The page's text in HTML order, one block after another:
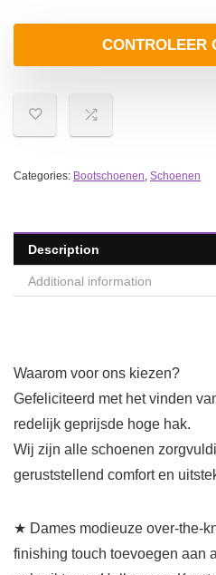
CONTROLEER
Categories: Bootschoenen, Schoenen
Description
Additional information
Waarom voor ons kiezen?
Gefeliciteerd met het vinden
redelijk geprijsde hoge hak.
Wij zijn alle schoenen
geruststellend comfort en
★ Dames modieuze over-the-
finishing touch toevoegen aan